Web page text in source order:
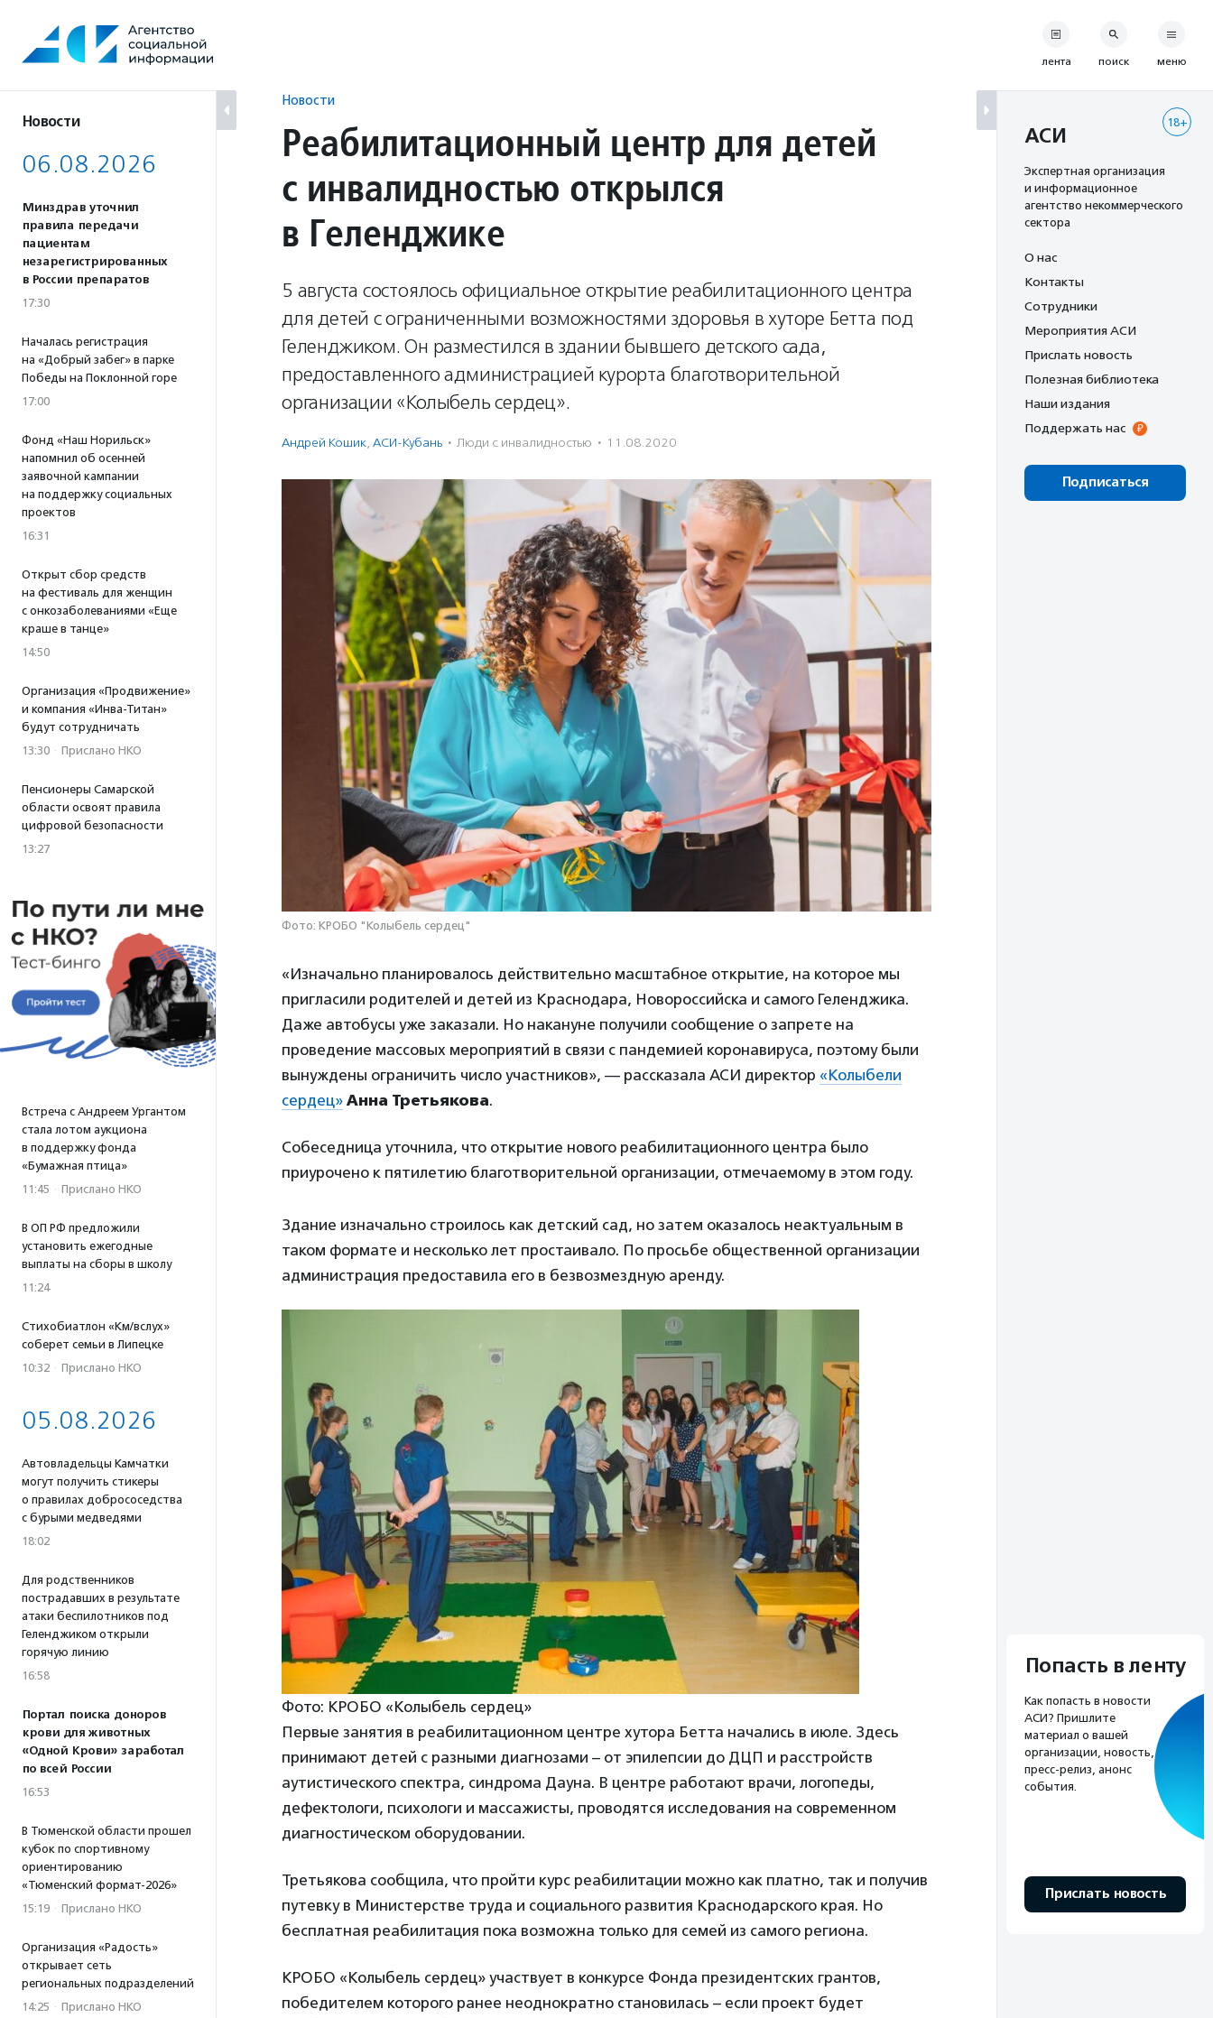
содержанию
Новости
06.08.2026
Минздрав уточнил
правила передачи
пациентам
незарегистрированных
в России препаратов
17:30
Началась регистрация
на «Добрый забег» в парке
Победы на Поклонной горе
17:00
Фонд «Наш Норильск»
напомнил об осенней
заявочной кампании
на поддержку социальных
проектов
16:31
Открыт сбор средств
на фестиваль для женщин
с онкозаболеваниями «Еще
краше в танце»
14:50
Организация «Продвижение»
и компания «Инва-Титан»
будут сотрудничать
13:30 · Прислано НКО
Пенсионеры Самарской
области освоят правила
цифровой безопасности
13:27
Встреча с Андреем Ургантом
стала лотом аукциона
в поддержку фонда
«Бумажная птица»
11:45 · Прислано НКО
В ОП РФ предложили
установить ежегодные
выплаты на сборы в школу
11:24
Стихобиатлон «Км/вслух»
соберет семьи в Липецке
10:32 · Прислано НКО
05.08.2026
Автовладельцы Камчатки
могут получить стикеры
о правилах добрососедства
с бурыми медведями
18:02
Для родственников
пострадавших в результате
атаки беспилотников под
Геленджиком открыли
горячую линию
16:58
Портал поиска доноров
крови для животных
«Одной Крови» заработал
по всей России
16:53
В Тюменской области прошел
кубок по спортивному
ориентированию
«Тюменский формат-2026»
15:19 · Прислано НКО
Организация «Радость»
открывает сеть
региональных подразделений
14:25 · Прислано НКО
Новости
Реабилитационный центр для детей
с инвалидностью открылся
в Геленджике
5 августа состоялось официальное открытие реабилитационного центра
для детей с ограниченными возможностями здоровья в хуторе Бетта под
Геленджиком. Он разместился в здании бывшего детского сада,
предоставленного администрацией курорта благотворительной
организации «Колыбель сердец».
Андрей Кошик, АСИ-Кубань · Люди с инвалидностью · 11.08.2020
Фото: КРОБО "Колыбель сердец"
«Изначально планировалось действительно масштабное открытие, на которое мы
пригласили родителей и детей из Краснодара, Новороссийска и самого Геленджика.
Даже автобусы уже заказали. Но накануне получили сообщение о запрете на
проведение массовых мероприятий в связи с пандемией коронавируса, поэтому были
вынуждены ограничить число участников», — рассказала АСИ директор «Колыбели
сердец» Анна Третьякова.
Собеседница уточнила, что открытие нового реабилитационного центра было
приурочено к пятилетию благотворительной организации, отмечаемому в этом году.
Здание изначально строилось как детский сад, но затем оказалось неактуальным в
таком формате и несколько лет простаивало. По просьбе общественной организации
администрация предоставила его в безвозмездную аренду.
Фото: КРОБО «Колыбель сердец»
Первые занятия в реабилитационном центре хутора Бетта начались в июле. Здесь
принимают детей с разными диагнозами – от эпилепсии до ДЦП и расстройств
аутистического спектра, синдрома Дауна. В центре работают врачи, логопеды,
дефектологи, психологи и массажисты, проводятся исследования на современном
диагностическом оборудовании.
Третьякова сообщила, что пройти курс реабилитации можно как платно, так и получив
путевку в Министерстве труда и социального развития Краснодарского края. Но
бесплатная реабилитация пока возможна только для семей из самого региона.
КРОБО «Колыбель сердец» участвует в конкурсе Фонда президентских грантов,
победителем которого ранее неоднократно становилась – если проект будет
лента поиск меню
18+
АСИ
Экспертная организация
и информационное
агентство некоммерческого
сектора
О нас
Контакты
Сотрудники
Мероприятия АСИ
Прислать новость
Полезная библиотека
Наши издания
Поддержать нас
Подписаться
Попасть в ленту
Как попасть в новости
АСИ? Пришлите
материал о вашей
организации, новость,
пресс-релиз, анонс
события.
Прислать новость